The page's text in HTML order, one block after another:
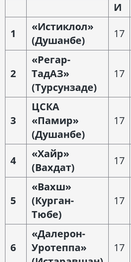
И
1
«Истиклол»
(Душанбе)
17
2
«Регар-
ТадАЗ»
(Турсунзаде)
17
3
ЦСКА
«Памир»
(Душанбе)
17
4
«Хайр»
(Вахдат)
17
5
«Вахш»
(Курган-
Тюбе)
17
6
«Далерон-
Уротеппа»
17